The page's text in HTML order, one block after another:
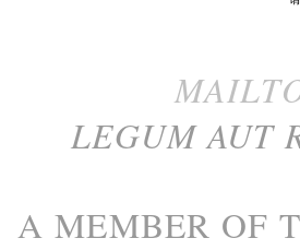
LEGUM AUT
A MEMBER OF